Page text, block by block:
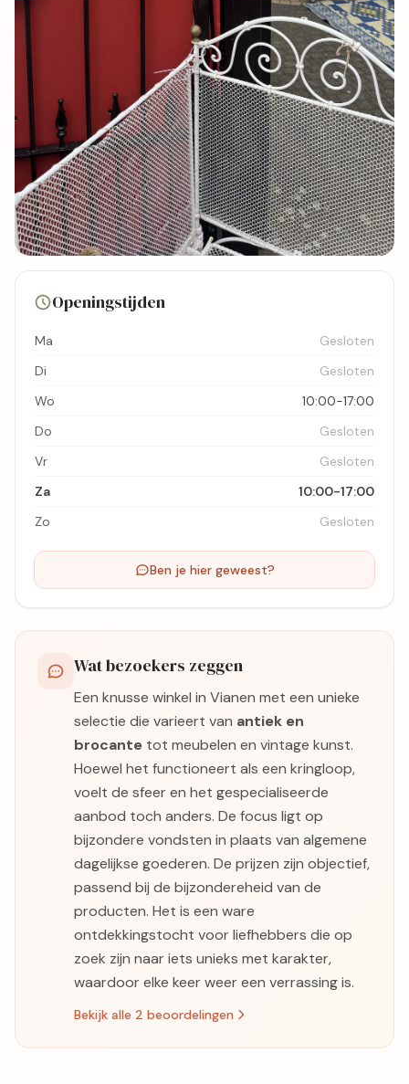
Bekijk kaart
Openingstijden
Ma
Gesloten
Di
Gesloten
Wo
10:00-17:00
Do
Gesloten
Vr
Gesloten
Za
10:00-17:00
Zo
Gesloten
Ben je hier geweest?
Wat bezoekers zeggen
Een knusse winkel in Vianen met een unieke
selectie die varieert van antiek en
brocante tot meubelen en vintage kunst.
Hoewel het functioneert als een kringloop,
voelt de sfeer en het gespecialiseerde
aanbod toch anders. De focus ligt op
bijzondere vondsten in plaats van algemene
dagelijkse goederen. De prijzen zijn objectief,
passend bij de bijzondereheid van de
producten. Het is een ware
ontdekkingstocht voor liefhebbers die op
zoek zijn naar iets unieks met karakter,
waardoor elke keer weer een verrassing is.
Bekijk alle 2 beoordelingen